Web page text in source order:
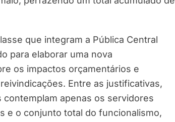
que integram a Pública Central
para elaborar uma nova
os impactos orçamentários e
Entre as justificativas,
apenas os servidores
e o conjunto total do funcionalismo,